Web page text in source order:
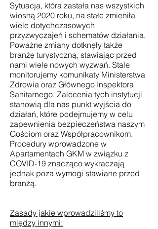
Sytuacja, która zastała nas wszystkich
wiosną 2020 roku, na stałe zmieniła
wiele dotychczasowych
przyzwyczajeń i schematów działania.
Poważne zmiany dotknęły także
branżę turystyczną, stawiając przed
nami wiele nowych wyzwań. Stale
monitorujemy komunikaty Ministerstwa
Zdrowia oraz Głównego Inspektora
Sanitarnego. Zalecenia tych instytucji
stanowią dla nas punkt wyjścia do
działań, które podejmujemy w celu
zapewnienia bezpieczeństwa naszym
Gościom oraz Współpracownikom.
Procedury wprowadzone w
Apartamentach GKM w związku z
COVID-19 znacząco wykraczają
jednak poza wymogi stawiane przed
branżą.
Zasady jakie wprowadziliśmy to
między innymi: